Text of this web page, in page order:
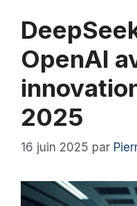
OpenAI
2025
16 juin 2025 par